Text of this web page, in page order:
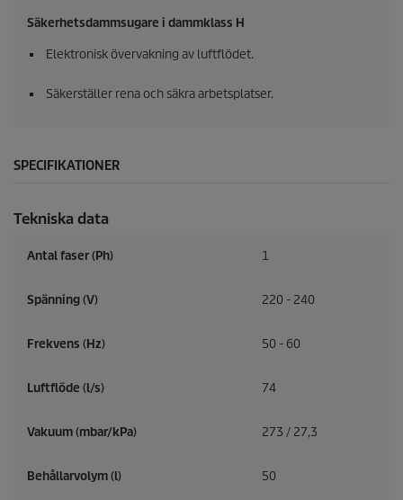
Säkerhetsdammsugare i dammklass H
Elektronisk övervakning av luftflödet.
Säkerställer rena och säkra arbetsplatser.
SPECIFIKATIONER
Tekniska data
Antal faser (Ph) 1
Spänning (V) 220 - 240
Frekvens (Hz) 50 - 60
Luftflöde (l/s) 74
Vakuum (mbar/kPa) 273 / 27,3
Behållarvolym (l) 50